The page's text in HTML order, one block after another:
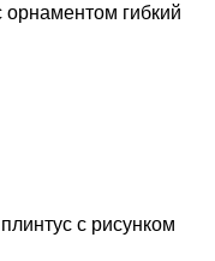
орнаментом гибкий
с рисунком